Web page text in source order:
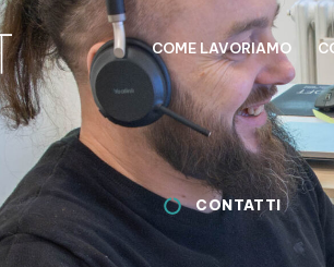
COME LAVORIAMO
CONTATTI